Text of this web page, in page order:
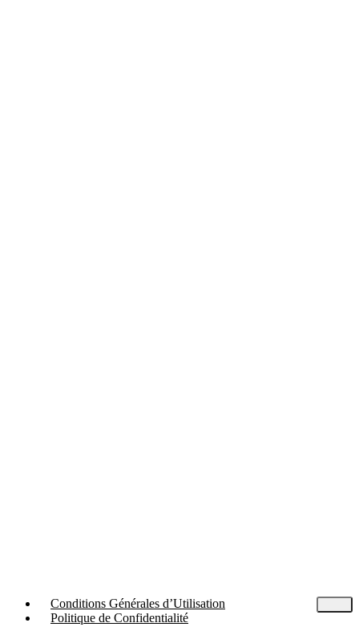
Conditions Générales d’Utilisation
Politique de Confidentialité